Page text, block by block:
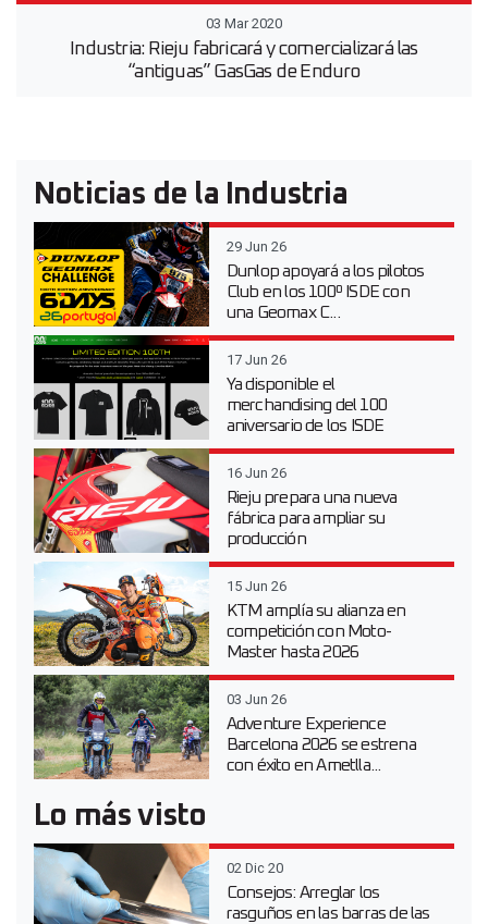
03 Mar 2020
Industria: Rieju fabricará y comercializará las
“antiguas” GasGas de Enduro
Noticias de la Industria
29 Jun 26
Dunlop apoyará a los pilotos
Club en los 100º ISDE con
una Geomax C...
17 Jun 26
Ya disponible el
merchandising del 100
aniversario de los ISDE
16 Jun 26
Rieju prepara una nueva
fábrica para ampliar su
producción
15 Jun 26
KTM amplía su alianza en
competición con Moto-
Master hasta 2026
03 Jun 26
Adventure Experience
Barcelona 2026 se estrena
con éxito en Ametlla...
Lo más visto
02 Dic 20
Consejos: Arreglar los
rasguños en las barras de las